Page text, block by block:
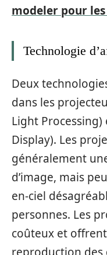
modeler pour
Technologie
Deux
dans les
Light Processing)
Display). Les
généralement
d’image, mais
en-ciel
personnes. Les
coûteux et
reproduction des